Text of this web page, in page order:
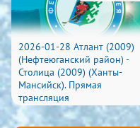
2026-01-28 Атлант (2009)
(Нефтеюганский район) -
Столица (2009) (Ханты-
Мансийск). Прямая
трансляция